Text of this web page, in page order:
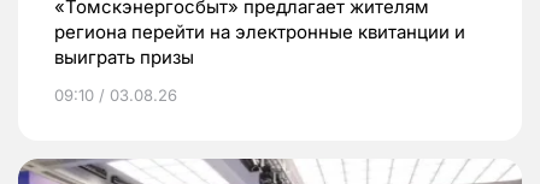
«Томскэнергосбыт» предлагает жителям
региона перейти на электронные квитанции и
выиграть призы
09:10 / 03.08.26